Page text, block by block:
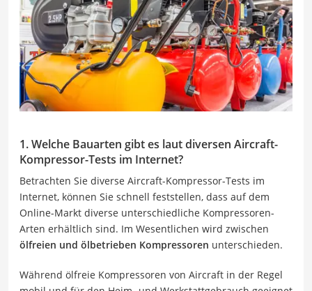
1. Welche Bauarten gibt es laut diversen Aircraft-
Kompressor-Tests im Internet?
Betrachten Sie diverse Aircraft-Kompressor-Tests im
Internet, können Sie schnell feststellen, dass auf dem
Online-Markt diverse unterschiedliche Kompressoren-
Arten erhältlich sind. Im Wesentlichen wird zwischen
ölfreien und ölbetrieben Kompressoren unterschieden.
Während ölfreie Kompressoren von Aircraft in der Regel